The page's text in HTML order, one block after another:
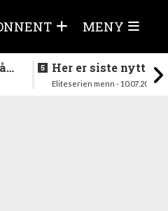
MENY
Her er siste nytt
season
Eliteserien menn - 10.07.2026 -